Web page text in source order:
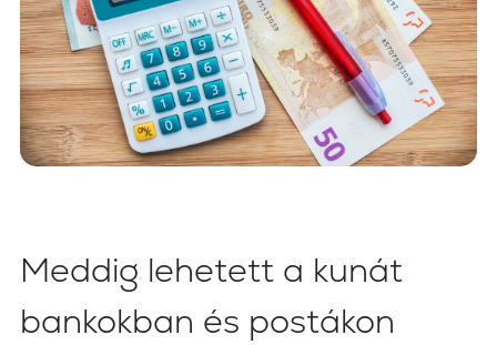
Meddig lehetett a kunát
bankokban és postákon